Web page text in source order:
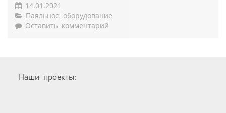
14.01.2021
Паяльное оборудование
Оставить комментарий
Наши проекты: